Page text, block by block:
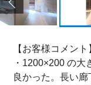
【お客様コメント
・1200×200 の
良かった。長い廊